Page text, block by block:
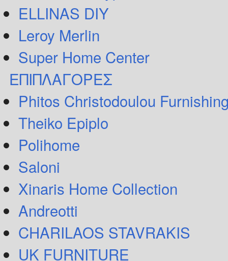
ELLINAS DIY
Leroy Merlin
Super Home Center
ΕΠΙΠΛΑΓΟΡΕΣ
Phitos Christodoulou
Theiko Epiplo
Polihome
Saloni
Xinaris Home Collection
Andreotti
CHARILAOS STAVRAKIS
UK FURNITURE